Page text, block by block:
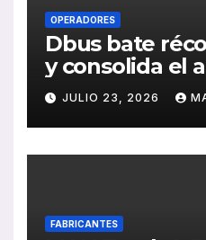
OPERADORES
Dbus bate
y consolida el
transporte
Sebastián
JULIO 23, 2026
FABRICANTES